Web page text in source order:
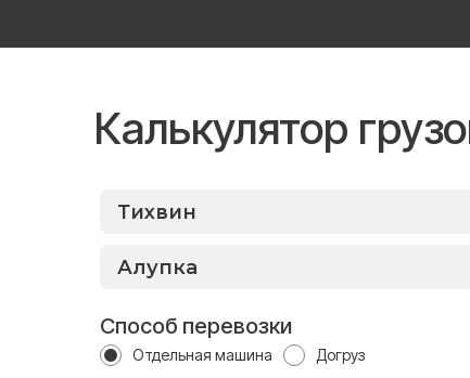
Калькулятор
Способ перевозки
Отдельная машина Догруз